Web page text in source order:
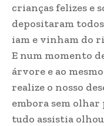
crianças felizes e
depositaram todos
iam e vinham do
E num momento
árvore e ao
realize o nosso
embora sem olhar
tudo assistia